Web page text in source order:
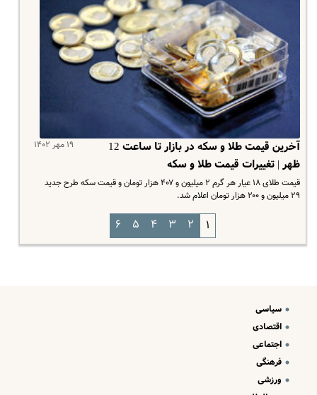
۱۹ مهر ۱۴۰۲
آخرین قیمت طلا و سکه در بازار تا ساعت 12
ظهر | تغییرات قیمت طلا و سکه
قیمت طلای ۱۸ عیار هر گرم ۲ میلیون و ۴۰۷ هزار تومان و قیمت سکه طرح جدید
۲۹ میلیون و ۲۰۰ هزار تومان اعلام شد.
۱ ۲ ۳ ۴ ۵ ۶
سیاسی
اقتصادی
اجتماعی
فرهنگی
ورزشی